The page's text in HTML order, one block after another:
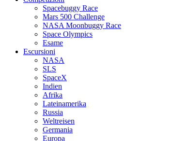
Spacebuggy Race
Mars 500 Challenge
NASA Moonbuggy Race
Space Olympics
Esame
Escursioni
NASA
SLS
SpaceX
Indien
Afrika
Lateinamerika
Russia
Weltreisen
Germania
Europa